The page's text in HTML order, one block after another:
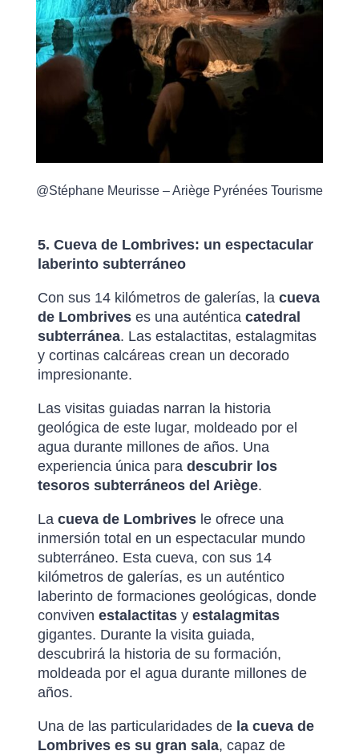
@Stéphane Meurisse – Ariège Pyrénées Tourisme
5. Cueva de Lombrives: un espectacular
laberinto subterráneo
Con sus 14 kilómetros de galerías, la cueva
de Lombriveses una auténtica catedral
subterránea. Las estalactitas, estalagmitas
y cortinas calcáreas crean un decorado
impresionante.
Las visitas guiadas narran la historia
geológica de este lugar, moldeado por el
agua durante millones de años. Una
experiencia única para descubrir los
tesoros subterráneos del Ariège.
La cueva de Lombrivesle ofrece una
inmersión total en un espectacular mundo
subterráneo. Esta cueva, con sus 14
kilómetros de galerías, es un auténtico
laberinto de formaciones geológicas, donde
conviven estalactitasy estalagmitas
gigantes. Durante la visita guiada,
descubrirá la historia de su formación,
moldeada por el agua durante millones de
años.
Una de las particularidades de la cueva de
Lombrives es su gran sala, capaz de